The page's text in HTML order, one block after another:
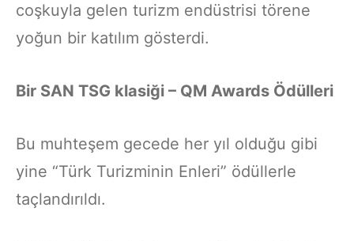
coşkuyla gelen turizm endüstrisi törene
yoğun bir katılım gösterdi.
Bir SAN TSG klasiği – QM Awards Ödülleri
Bu muhteşem gecede her yıl olduğu gibi
yine “Türk Turizminin Enleri” ödüllerle
taçlandırıldı.